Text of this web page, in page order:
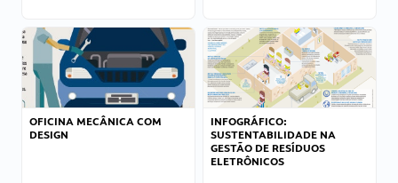
OFICINA MECÂNICA COM
DESIGN
INFOGRÁFICO:
SUSTENTABILIDADE NA
GESTÃO DE RESÍDUOS
ELETRÔNICOS